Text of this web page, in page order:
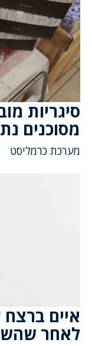
סיגריות
מסוכנים
מערכת כרמליסט
איים
לאחר